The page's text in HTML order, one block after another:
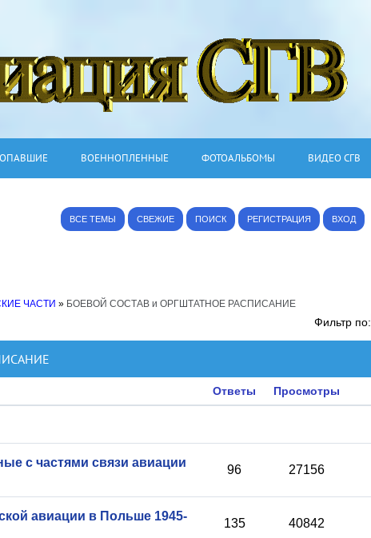
ВОЕННОПЛЕННЫЕ ФОТОАЛЬБОМЫ ВИДЕО СГВ
ВСЕ ТЕМЫ СВЕЖИЕ ПОИСК РЕГИСТРАЦИЯ ВХОД
ЧАСТИ » БОЕВОЙ СОСТАВ и ОРГШТАТНОЕ РАСПИСАНИЕ
Фильтр по:
Ответы Просмотры
с частями связи авиации
96 27156
авиации в Польше 1945-
135 40842